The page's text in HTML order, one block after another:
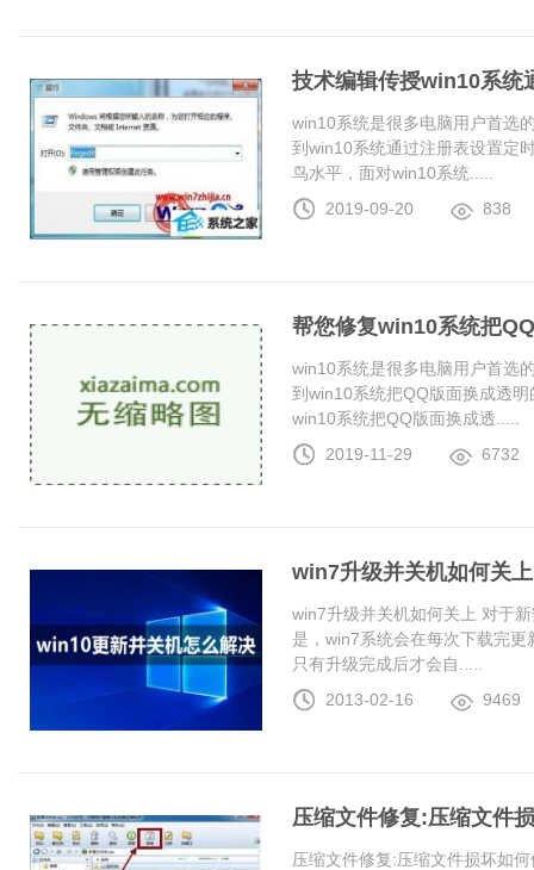
技术编辑传授win10系统
win10系统是很多电脑用户首选
到win10系统通过注册表设置定
鸟水平，面对win10系统.....
2019-09-20
838
帮您修复win10系统把
win10系统是很多电脑用户首选
到win10系统把QQ版面换成透
win10系统把QQ版面换成透.....
2019-11-29
6732
win7升级并关机如何关上
win7升级并关机如何关上 对于
是，win7系统会在每次下载完
只有升级完成后才会自.....
2013-02-16
9469
压缩文件修复:压缩文件
压缩文件修复:压缩文件损坏如